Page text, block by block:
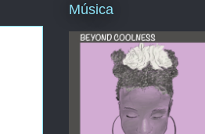
Música